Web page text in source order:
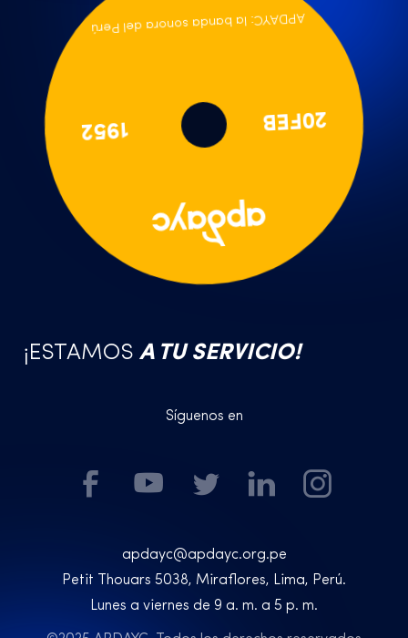
20FEB
APDAYC: la banda sonora del Perú
¡ESTAMOS A TU SERVICIO!
Síguenos en
apdayc@apdayc.org.pe
Petit Thouars 5038, Miraflores, Lima, Perú.
Lunes a viernes de 9 a. m. a 5 p. m.